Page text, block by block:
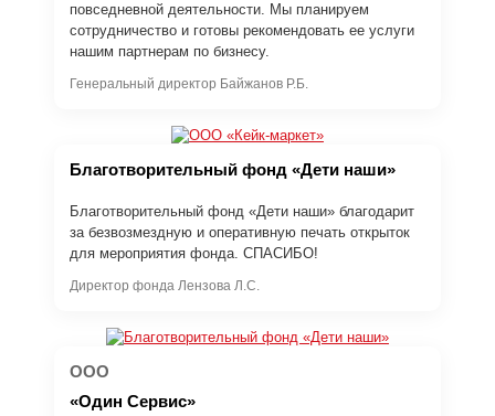
повседневной деятельности. Мы планируем
сотрудничество и готовы рекомендовать ее услуги
нашим партнерам по бизнесу.
Генеральный директор Байжанов Р.Б.
Благотворительный фонд «Дети наши»
Благотворительный фонд «Дети наши» благодарит
за безвозмездную и оперативную печать открыток
для мероприятия фонда. СПАСИБО!
Директор фонда Лензова Л.С.
ООО
«Один Сервис»